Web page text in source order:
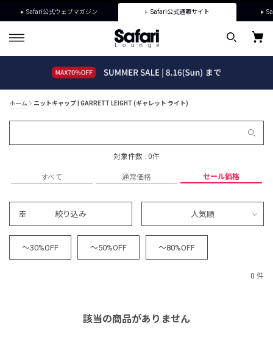
Safari公式ウェブマガジン Safari公式通販サイト
ホーム ニットキャップ | GARRETT LEIGHT (ギャレット ライト)
対象件数 : 0件
すべて 通常価格 セール価格
絞り込み 人気順
～30%OFF ～50%OFF ～80%OFF
0 件
該当の商品がありません